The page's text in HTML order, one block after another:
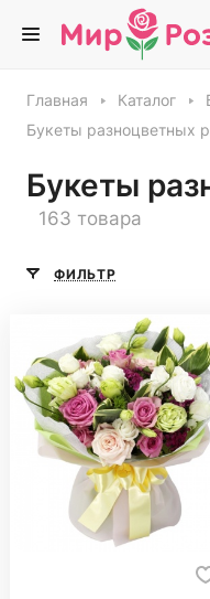
Главная Каталог
Букеты разноцветных
Букеты
163 товара
ФИЛЬТР